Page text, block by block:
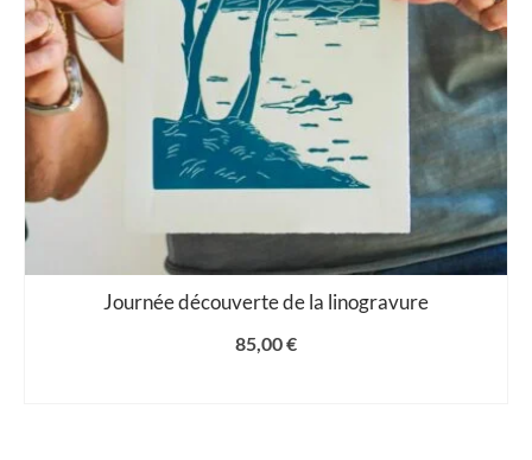
Journée découverte de la linogravure
85,00€